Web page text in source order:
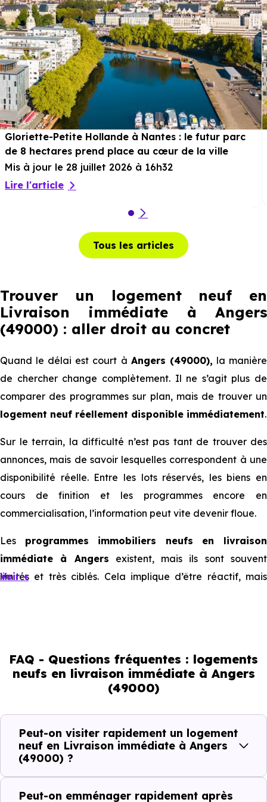
Gloriette-Petite Hollande à Nantes : le futur parc
de 8 hectares prend place au cœur de la ville
Mis à jour le 28 juillet 2026 à 16h32
Lire l'article
Tous les articles
Trouver un logement neuf en
Livraison immédiate à Angers
(49000) : aller droit au concret
Quand le délai est court à Angers (49000), la manière
de chercher change complètement. Il ne s’agit plus de
comparer des programmes sur plan, mais de trouver un
logement neuf réellement disponible immédiatement.
Sur le terrain, la difficulté n’est pas tant de trouver des
annonces, mais de savoir lesquelles correspondent à une
disponibilité réelle. Entre les lots réservés, les biens en
cours de finition et les programmes encore en
commercialisation, l’information peut vite devenir floue.
Les programmes immobiliers neufs en livraison
immédiate à Angers existent, mais ils sont souvent
limités et très ciblés. Cela implique d’être réactif, mais
pouvez réellement faire
logement neuf en livraison immédiate à
le projet peut avancer rapidement.
Voir +
FAQ - Questions fréquentes : logements
neufs en livraison immédiate à Angers
(49000)
Peut-on visiter rapidement un logement
neuf en Livraison immédiate à Angers
(49000) ?
Peut-on emménager rapidement après